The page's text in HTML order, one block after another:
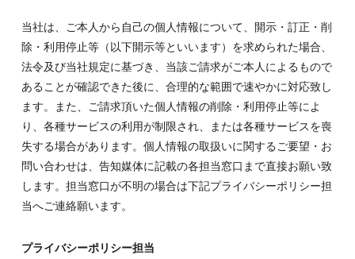
当社は、ご本人から自己の個人情報について、開示・訂正・削
除・利用停止等（以下開示等といいます）を求められた場合、
法令及び当社規定に基づき、当該ご請求がご本人によるもので
あることが確認できた後に、合理的な範囲で速やかに対応致し
ます。また、ご請求頂いた個人情報の削除・利用停止等によ
り、各種サービスの利用が制限され、または各種サービスを喪
失する場合があります。個人情報の取扱いに関するご要望・お
問い合わせは、告知媒体に記載の各担当窓口まで直接お願い致
します。担当窓口が不明の場合は下記プライバシーポリシー担
当へご連絡願います。
プライバシーポリシー担当